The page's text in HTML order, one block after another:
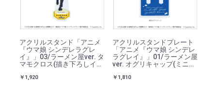
アクリルスタンド「アニメ
『ウマ娘 シンデレラグレ
イ』」03/ラーメン屋ver. タ
マモクロス(描き下ろしイラ
￥1,920
アクリルスタンドプレート
「アニメ『ウマ娘 シンデレ
ラグレイ』」01/ラーメン屋
ver. オグリキャップ(ミニキ
￥1,810